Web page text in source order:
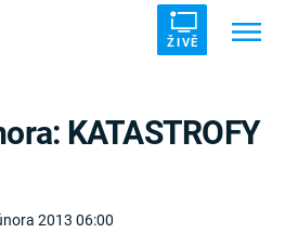
ŽIVĚ
2013 06:00
KATASTROFY